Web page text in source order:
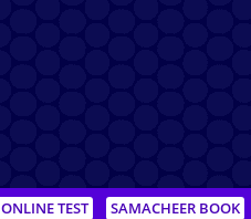
ONLINE TEST SAMACHEER BOOK